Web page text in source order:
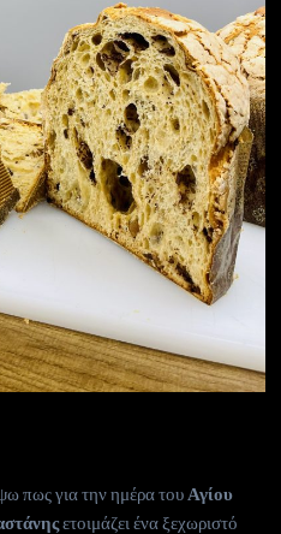
πως για την ημέρα του Αγίου
ετοιμάζει ένα ξεχωριστό